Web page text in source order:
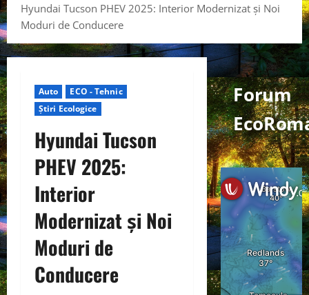
Hyundai Tucson PHEV 2025: Interior Modernizat și Noi
Moduri de Conducere
Auto
ECO - Tehnic
Știri Ecologice
Hyundai Tucson
PHEV 2025:
Interior
Modernizat și Noi
Moduri de
Conducere
Forum